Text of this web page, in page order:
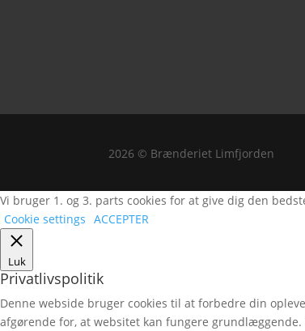
2026 © Brænderiet Limfjorden
Vi bruger 1. og 3. parts cookies for at give dig den
Cookie settings ACCEPTER
Luk
Privatlivspolitik
Denne webside bruger cookies til at forbedre din
afgørende for, at websitet kan fungere